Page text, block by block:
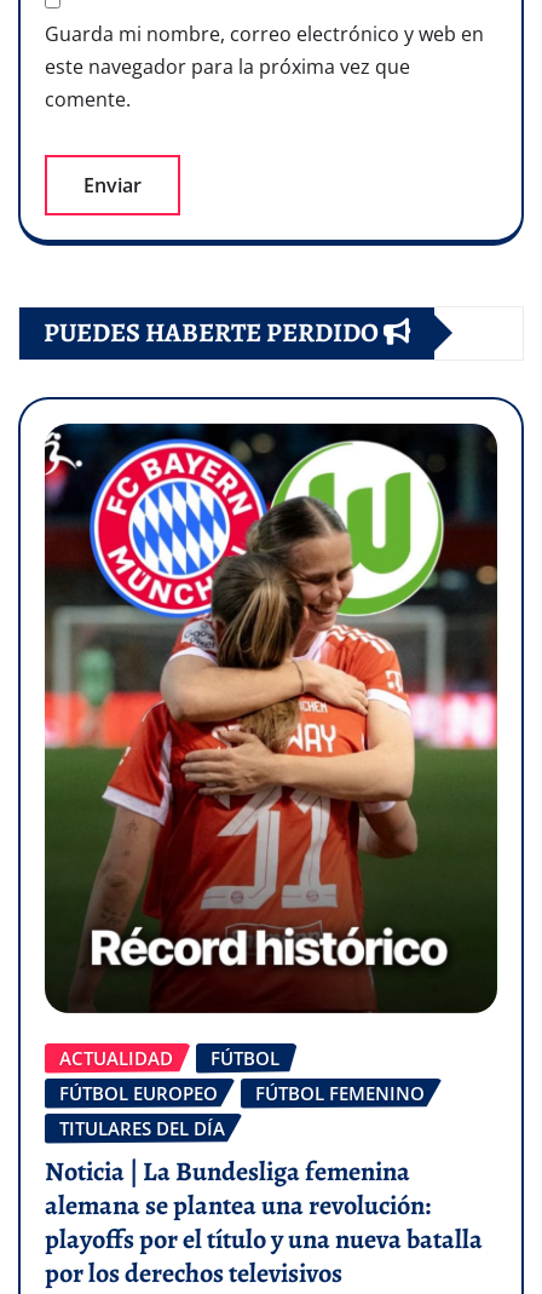
Guarda mi nombre, correo electrónico y web en
este navegador para la próxima vez que
comente.
PUEDES HABERTE PERDIDO
ACTUALIDAD
FÚTBOL
FÚTBOL EUROPEO
FÚTBOL FEMENINO
TITULARES DEL DÍA
Noticia | La Bundesliga femenina
alemana se plantea una revolución:
playoffs por el título y una nueva batalla
por los derechos televisivos